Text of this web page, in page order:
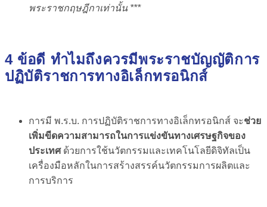
พระราชกฤษฎีกาเท่านั้น ***
4 ข้อดี ทำไมถึงควรมีพระราชบัญญัติการ
ปฏิบัติราชการทางอิเล็กทรอนิกส์
การมี พ.ร.บ. การปฏิบัติราชการทางอิเล็กทรอนิกส์ จะช่วย
เพิ่มขีดความสามารถในการแข่งขันทางเศรษฐกิจของ
ประเทศด้วยการใช้นวัตกรรมและเทคโนโลยีดิจิทัลเป็น
เครื่องมือหลักในการสร้างสรรค์นวัตกรรมการผลิตและ
การบริการ